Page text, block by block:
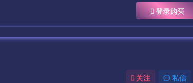
登录购买
关注 私信